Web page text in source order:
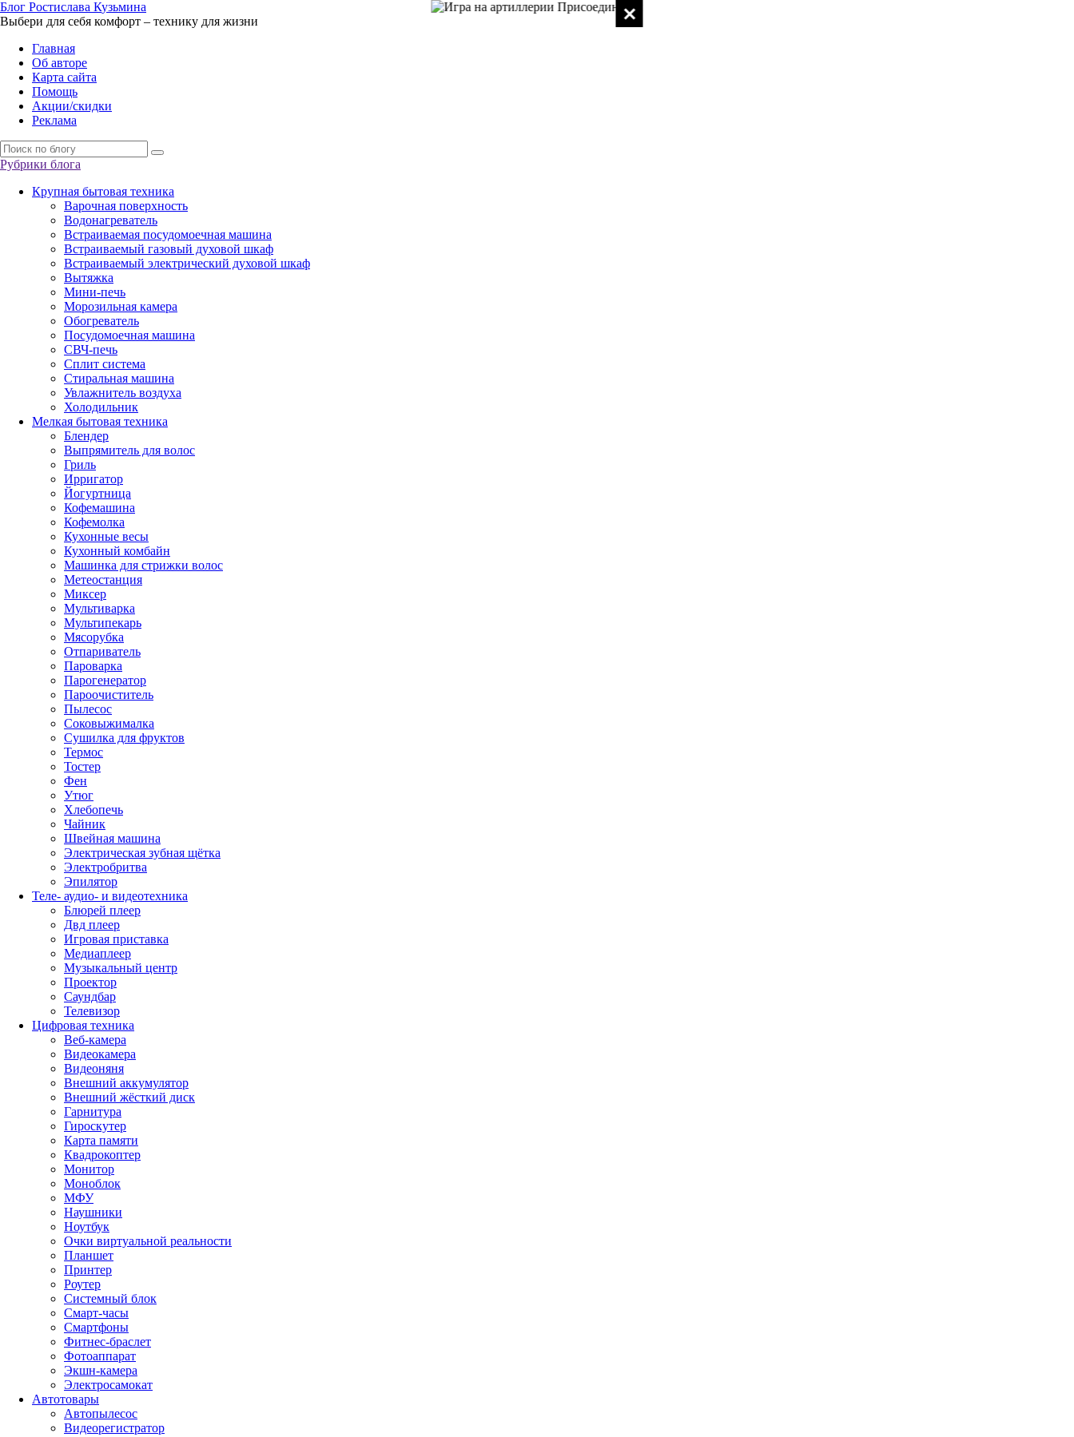
Блог Ростислава Кузьмина
Выбери для себя комфорт – технику для жизни
Главная
Об авторе
Карта сайта
Помощь
Акции/скидки
Реклама
Рубрики блога
Крупная бытовая техника
Варочная поверхность
Водонагреватель
Встраиваемая посудомоечная машина
Встраиваемый газовый духовой шкаф
Встраиваемый электрический духовой шкаф
Вытяжка
Мини-печь
Морозильная камера
Обогреватель
Посудомоечная машина
СВЧ-печь
Сплит система
Стиральная машина
Увлажнитель воздуха
Холодильник
Мелкая бытовая техника
Блендер
Выпрямитель для волос
Гриль
Ирригатор
Йогуртница
Кофемашина
Кофемолка
Кухонные весы
Кухонный комбайн
Машинка для стрижки волос
Метеостанция
Миксер
Мультиварка
Мультипекарь
Мясорубка
Отпариватель
Пароварка
Парогенератор
Пароочиститель
Пылесос
Соковыжималка
Сушилка для фруктов
Термос
Тостер
Фен
Утюг
Хлебопечь
Чайник
Швейная машина
Электрическая зубная щётка
Электробритва
Эпилятор
Теле- аудио- и видеотехника
Блюрей плеер
Двд плеер
Игровая приставка
Медиаплеер
Музыкальный центр
Проектор
Саундбар
Телевизор
Цифровая техника
Веб-камера
Видеокамера
Видеоняня
Внешний аккумулятор
Внешний жёсткий диск
Гарнитура
Гироскутер
Карта памяти
Квадрокоптер
Монитор
Моноблок
МФУ
Наушники
Ноутбук
Очки виртуальной реальности
Планшет
Принтер
Роутер
Системный блок
Смарт-часы
Смартфоны
Фитнес-браслет
Фотоаппарат
Экшн-камера
Электросамокат
Автотовары
Автопылесос
Видеорегистратор